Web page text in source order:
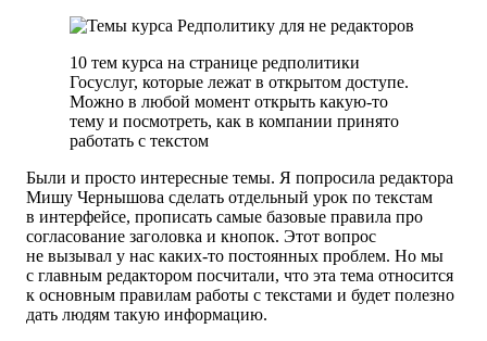
10 тем курса на странице редполитики
Госуслуг, которые лежат в открытом доступе.
Можно в любой момент открыть какую-то
тему и посмотреть, как в компании принято
работать с текстом
Были и просто интересные темы. Я попросила редактора
Мишу Чернышова сделать отдельный урок по текстам
в интерфейсе, прописать самые базовые правила про
согласование заголовка и кнопок. Этот вопрос
не вызывал у нас каких-то постоянных проблем. Но мы
с главным редактором посчитали, что эта тема относится
к основным правилам работы с текстами и будет полезно
дать людям такую информацию.